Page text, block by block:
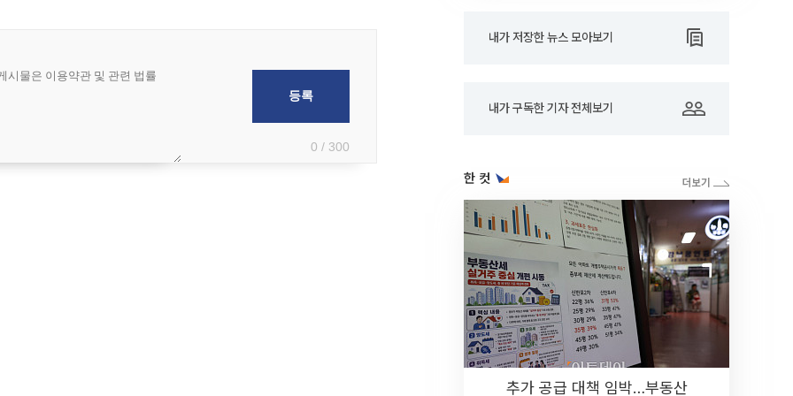
0 / 300
내가 저장한 뉴스 모아보기
내가 구독한 기자 전체보기
한 컷
추가 공급 대책 임박…부동산